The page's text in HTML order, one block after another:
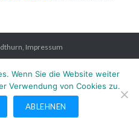
, Impressum
Impressum Datenschutz
Wenn Sie die Website weiter
Verwendung von Cookies zu.
ABLEHNEN